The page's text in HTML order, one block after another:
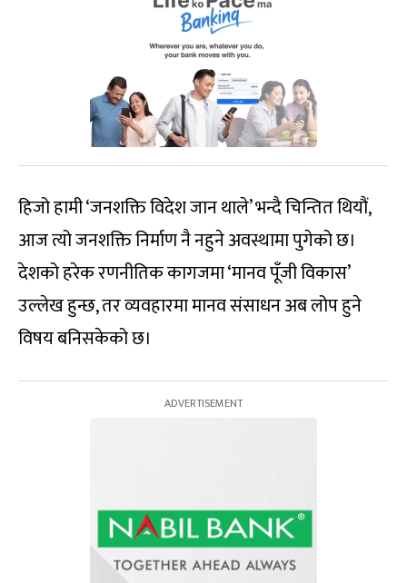
हिजो हामी ‘जनशक्ति विदेश जान थाले’ भन्दै चिन्तित थियौं,
आज त्यो जनशक्ति निर्माण नै नहुने अवस्थामा पुगेको छ।
देशको हरेक रणनीतिक कागजमा ‘मानव पूँजी विकास’
उल्लेख हुन्छ, तर व्यवहारमा मानव संसाधन अब लोप हुने
विषय बनिसकेको छ।